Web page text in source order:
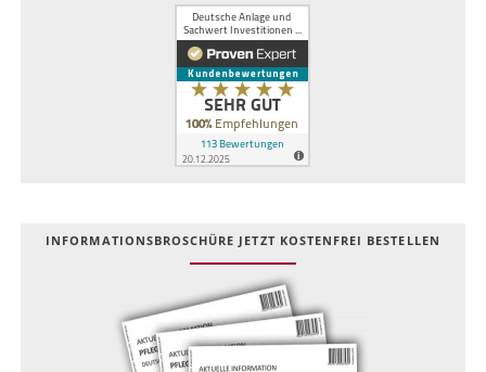
INFOR­MATIONS­BROSCHÜRE JETZT KOSTEN­FREI BESTELLEN